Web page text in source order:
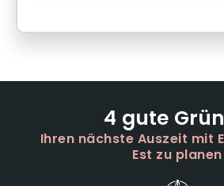
4 gute
Ihren nächste Auszeit mit
Est zu planen